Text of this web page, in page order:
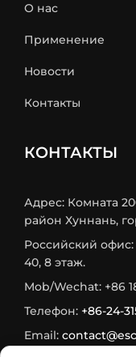
О нас
Применение
Новости
Контакты
КОНТАКТЫ
Адрес: Комната
район Хуннань,
Российский
40, 8 этаж.
Mob/Wechat: +86
Телефон: +86-24-
Email: